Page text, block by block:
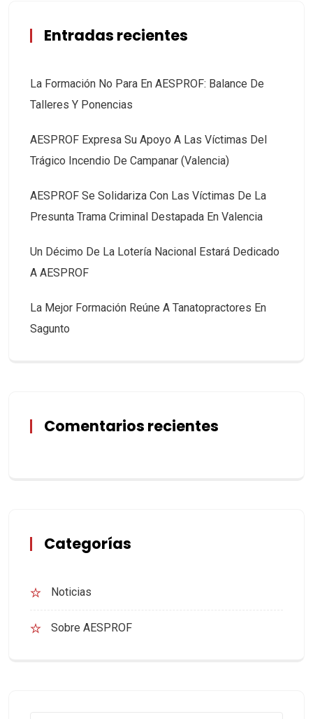
Entradas recientes
La Formación No Para En AESPROF: Balance De
Talleres Y Ponencias
AESPROF Expresa Su Apoyo A Las Víctimas Del
Trágico Incendio De Campanar (Valencia)
AESPROF Se Solidariza Con Las Víctimas De La
Presunta Trama Criminal Destapada En Valencia
Un Décimo De La Lotería Nacional Estará Dedicado
A AESPROF
La Mejor Formación Reúne A Tanatopractores En
Sagunto
Comentarios recientes
Categorías
Noticias
Sobre AESPROF